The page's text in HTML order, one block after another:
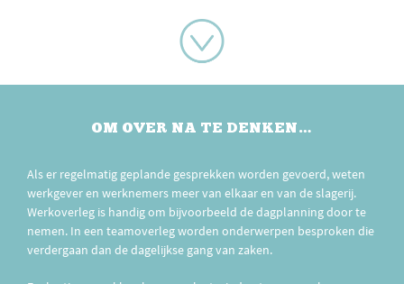
OM OVER NA TE DENKEN…
Als er regelmatig geplande gesprekken worden gevoerd, weten
werkgever en werknemers meer van elkaar en van de slagerij.
Werkoverleg is handig om bijvoorbeeld de dagplanning door te
nemen. In een teamoverleg worden onderwerpen besproken die
verdergaan dan de dagelijkse gang van zaken.